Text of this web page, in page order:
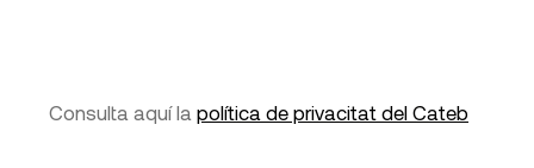
Consulta aquí la política de privacitat del Cateb